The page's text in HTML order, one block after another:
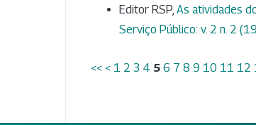
Editor RSP, As atividades
Serviço Público: v. 2 n. 2
<< < 1 2 3 4 5 6 7 8 9 10 11 12